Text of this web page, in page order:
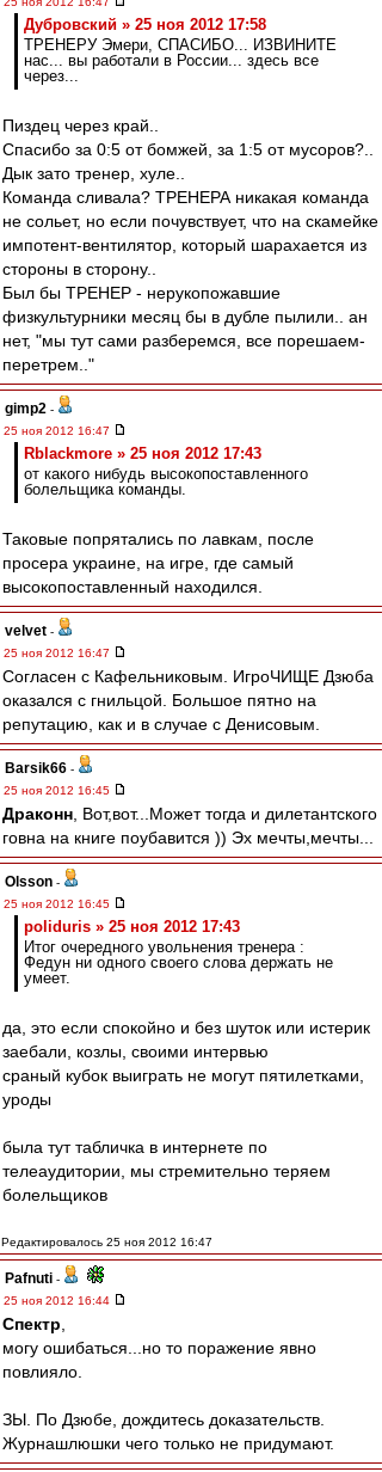
Дубровский » 25 ноя 2012 17:58
ТРЕНЕРУ Эмери, СПАСИБО... ИЗВИНИТЕ
нас... вы работали в России... здесь все
через...
Пиздец через край..
Спасибо за 0:5 от бомжей, за 1:5 от мусоров?..
Дык зато тренер, хуле..
Команда сливала? ТРЕНЕРА никакая команда
не сольет, но если почувствует, что на скамейке
импотент-вентилятор, который шарахается из
стороны в сторону..
Был бы ТРЕНЕР - нерукопожавшие
физкультурники месяц бы в дубле пылили.. ан
нет, "мы тут сами разберемся, все порешаем-
перетрем.."
gimp2 -
25 ноя 2012 16:47
Rblackmore » 25 ноя 2012 17:43
от какого нибудь высокопоставленного
болельщика команды.
Таковые попрятались по лавкам, после
просера украине, на игре, где самый
высокопоставленный находился.
velvet -
25 ноя 2012 16:47
Согласен с Кафельниковым. ИгроЧИЩЕ Дзюба
оказался с гнильцой. Большое пятно на
репутацию, как и в случае с Денисовым.
Barsik66 -
25 ноя 2012 16:45
Драконн , Вот,вот...Может тогда и дилетантского
говна на книге поубавится )) Эх мечты,мечты...
Olsson -
25 ноя 2012 16:45
poliduris » 25 ноя 2012 17:43
Итог очередного увольнения тренера :
Федун ни одного своего слова держать не
умеет.
да, это если спокойно и без шуток или истерик
заебали, козлы, своими интервью
сраный кубок выиграть не могут пятилетками,
уроды
была тут табличка в интернете по
телеаудитории, мы стремительно теряем
болельщиков
Редактировалось 25 ноя 2012 16:47
Pafnuti -
25 ноя 2012 16:44
Спектр
могу ошибаться...но то поражение явно
повлияло.
ЗЫ. По Дзюбе, дождитесь доказательств.
Журнашлюшки чего только не придумают.